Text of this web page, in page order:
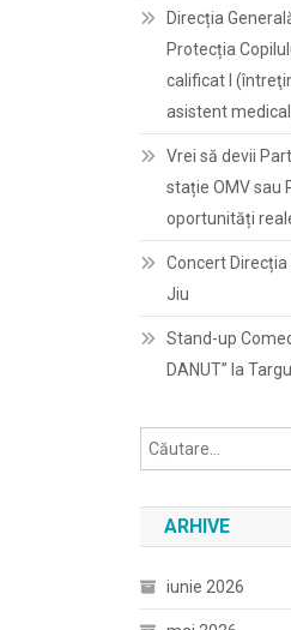
Direcția
Protecția
calificat I
asistent
Vrei să devii
stație OMV sau
oportunități
Concert Direcția
Jiu
Stand-up
DANUT” la
ARHIVE
iunie 2026